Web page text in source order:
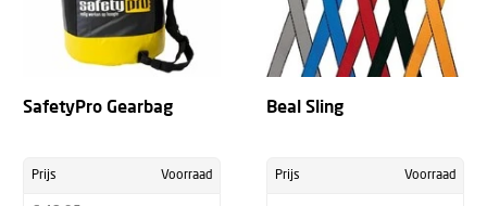
SafetyPro Gearbag
Prijs Voorraad
Beal Sling
Prijs Voorraad